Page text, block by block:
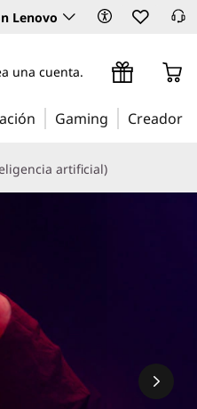
Lenovo
una cuenta.
Gaming Creador
artificial)